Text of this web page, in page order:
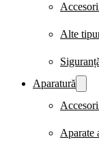
Alte
Aparatură
Aparate